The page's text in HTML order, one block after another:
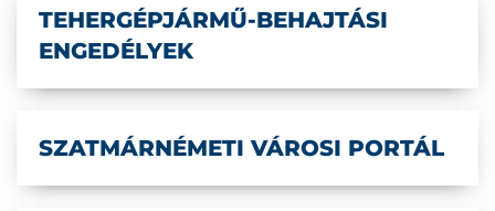
TEHERGÉPJÁRMŰ-BEHAJTÁSI
ENGEDÉLYEK
SZATMÁRNÉMETI VÁROSI PORTÁL